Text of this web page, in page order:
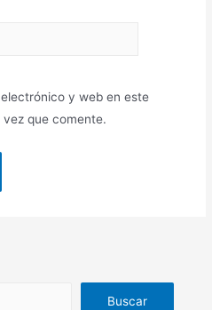
y web en este
que comente.
Buscar